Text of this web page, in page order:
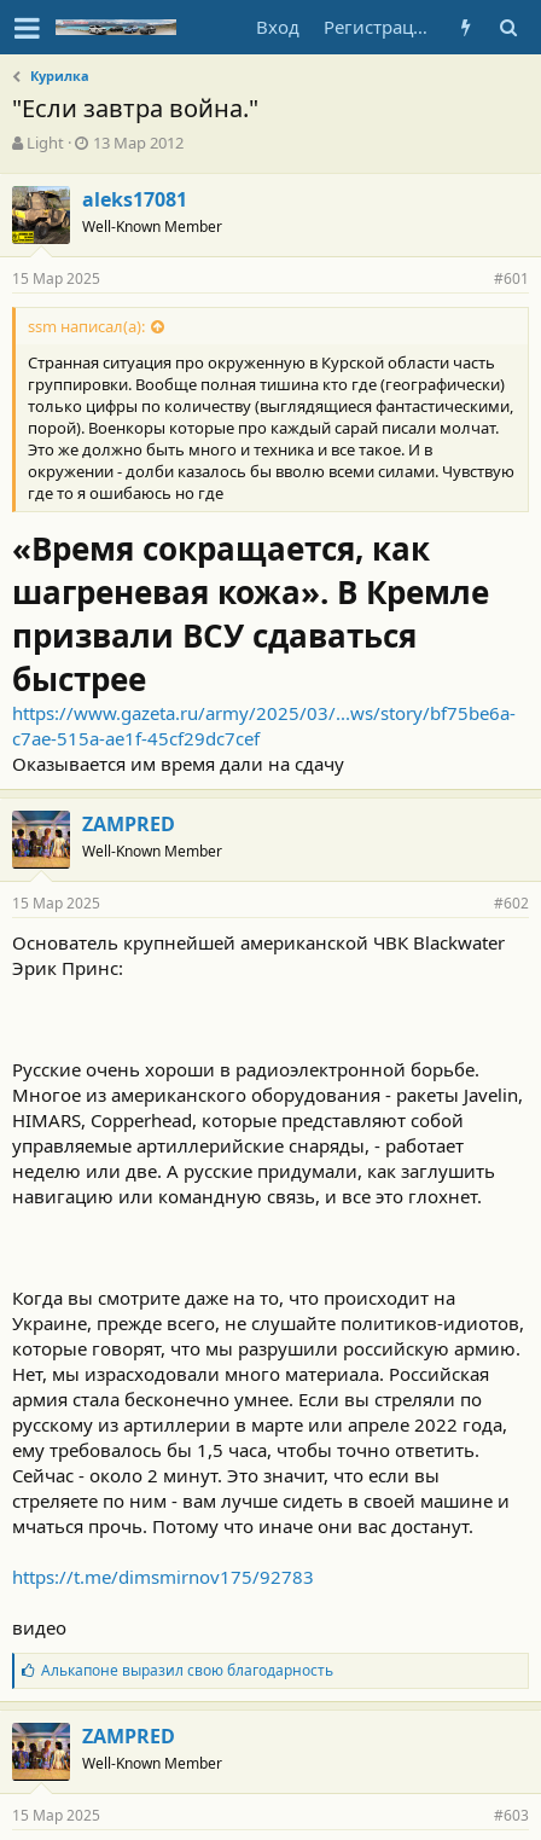
Вход Регистрация
Курилка
"Если завтра война."
А
т
о
р
т
е
м
ы
Light
Д
а
н
ч
а
л
а
13 Мар 2012
aleks17081
Well-Known Member
15 Мар 2025 #601
ssm написал(а):
Странная ситуация про окруженную в Курской области часть
группировки. Вообще полная тишина кто где (географически)
только цифры по количеству (выглядящиеся фантастическими,
порой). Военкоры которые про каждый сарай писали молчат.
Это же должно быть много и техника и все такое. И в
окружении - долби казалось бы вволю всеми силами. Чувствую
где то я ошибаюсь но где
«Время сокращается, как
шагреневая кожа». В Кремле
призвали ВСУ сдаваться
быстрее
https://www.gazeta.ru/army/2025/03/...ws/story/bf75be6a-
c7ae-515a-ae1f-45cf29dc7cef
Оказывается им время дали на сдачу
ZAMPRED
Well-Known Member
15 Мар 2025 #602
Основатель крупнейшей американской ЧВК Blackwater
Эрик Принс:
Русские очень хороши в радиоэлектронной борьбе.
Многое из американского оборудования - ракеты Javelin,
HIMARS, Copperhead, которые представляют собой
управляемые артиллерийские снаряды, - работает
неделю или две. А русские придумали, как заглушить
навигацию или командную связь, и все это глохнет.
Когда вы смотрите даже на то, что происходит на
Украине, прежде всего, не слушайте политиков-идиотов,
которые говорят, что мы разрушили российскую армию.
Нет, мы израсходовали много материала. Российская
армия стала бесконечно умнее. Если вы стреляли по
русскому из артиллерии в марте или апреле 2022 года,
ему требовалось бы 1,5 часа, чтобы точно ответить.
Сейчас - около 2 минут. Это значит, что если вы
стреляете по ним - вам лучше сидеть в своей машине и
мчаться прочь. Потому что иначе они вас достанут.
https://t.me/dimsmirnov175/92783
видео
Б
л
а
г
о
д
а
н
Алькапоневыразил свою благодарность
ZAMPRED
Well-Known Member
15 Мар 2025 #603